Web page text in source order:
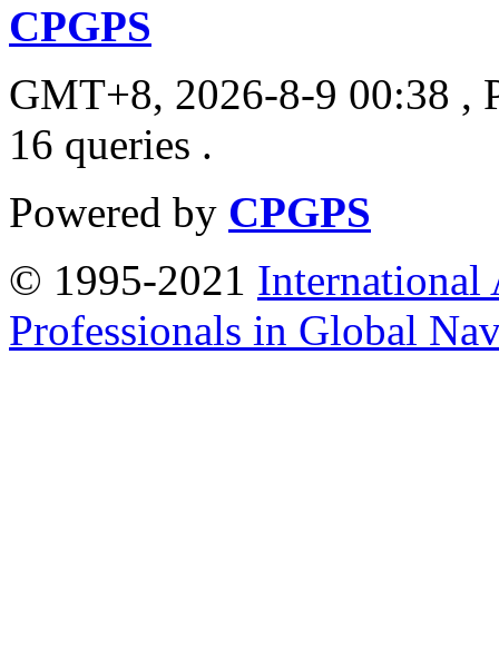
CPGPS
GMT+8, 2026-8-9 00:38 ,
16 queries .
Powered by CPGPS
© 1995-2021 International
Professionals in Global